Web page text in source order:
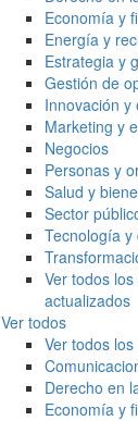
Economía y
Energía y
Estrategia y
Gestión de
Innovación y
Marketing y
Negocios
Personas y
Salud y
Sector
Tecnología y
Ver todos
actualizados
Ver todos
Ver todos
Derecho en
Economía y